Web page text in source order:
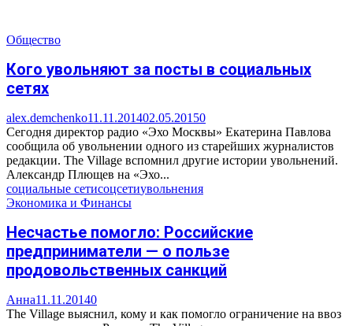
Общество
Кого увольняют за посты в социальных
сетях
alex.demchenko11.11.201402.05.20150
Сегодня директор радио «Эхо Москвы» Екатерина Павлова
сообщила об увольнении одного из старейших журналистов
редакции. The Village вспомнил другие истории увольнений.
Александр Плющев на «Эхо...
социальные сетисоцсетиувольнения
Экономика и Финансы
Несчастье помогло: Российские
предприниматели — о пользе
продовольственных санкций
Анна11.11.20140
The Village выяснил, кому и как помогло ограничение на ввоз